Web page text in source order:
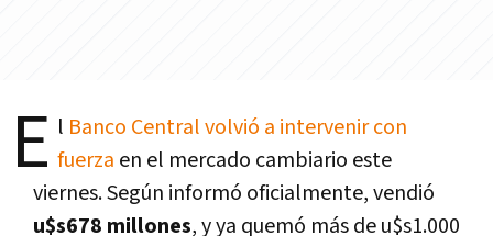
E l Banco Central volvió a intervenir con
fuerza en el mercado cambiario este
viernes. Según informó oficialmente, vendió
u$s678 millones, y ya quemó más de u$s1.000